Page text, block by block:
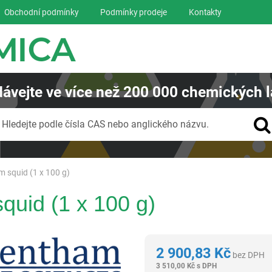
squid (1 x 100 g)
(1 x 100 g)
2 900,83 Kč bez DPH
3 510,00 Kč s DPH
Obchodní podmínky Podmínky prodeje Kontakty
ve více než200 000 chemických
Hledejte podle čísla CAS nebo anglického názvu.